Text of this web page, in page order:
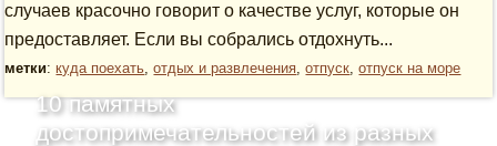
случаев красочно говорит о качестве услуг, которые он
предоставляет. Если вы собрались отдохнуть...
метки:куда поехать,отдых и развлечения,отпуск,отпуск на море
10 памятных
достопримечательностей из разных